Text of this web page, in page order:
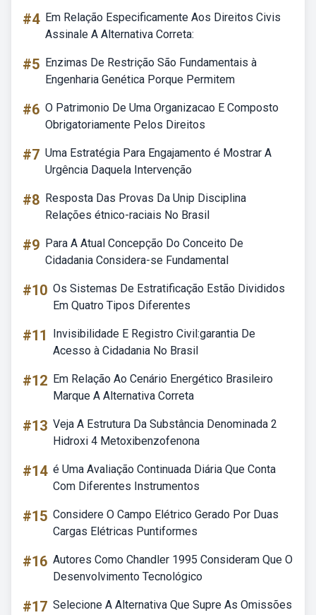
#4 Em Relação Especificamente Aos Direitos Civis
Assinale A Alternativa Correta:
#5 Enzimas De Restrição São Fundamentais à
Engenharia Genética Porque Permitem
#6 O Patrimonio De Uma Organizacao E Composto
Obrigatoriamente Pelos Direitos
#7 Uma Estratégia Para Engajamento é Mostrar A
Urgência Daquela Intervenção
#8 Resposta Das Provas Da Unip Disciplina
Relações étnico-raciais No Brasil
#9 Para A Atual Concepção Do Conceito De
Cidadania Considera-se Fundamental
#10 Os Sistemas De Estratificação Estão Divididos
Em Quatro Tipos Diferentes
#11
Invisibilidade E Registro Civil:garantia De
Acesso à Cidadania No Brasil
#12 Em Relação Ao Cenário Energético Brasileiro
Marque A Alternativa Correta
#13 Veja A Estrutura Da Substância Denominada 2
Hidroxi 4 Metoxibenzofenona
#14 é Uma Avaliação Continuada Diária Que Conta
Com Diferentes Instrumentos
#15 Considere O Campo Elétrico Gerado Por Duas
Cargas Elétricas Puntiformes
#16 Autores Como Chandler 1995 Consideram Que O
Desenvolvimento Tecnológico
#17 Selecione A Alternativa Que Supre As Omissões